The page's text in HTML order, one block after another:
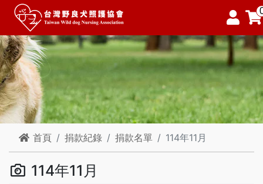
首頁 捐款紀錄 捐款名單 114年11月
114年11月